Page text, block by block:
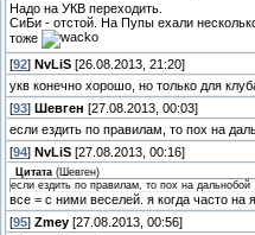
Надо на УКВ переходить.
СиБи - отстой. На Пупы ехали
тоже
[92] NvLiS [26.08.2013, 21:20]
укв конечно хорошо, но только для
[93] Шевген [27.08.2013, 00:03]
если ездить по правилам, то пох на
[94] NvLiS [27.08.2013, 00:16]
Цитата (Шевген)
если ездить по правилам, то пох на дальнобой
все = с ними веселей. я когда часто
[95] Zmey [27.08.2013, 00:56]